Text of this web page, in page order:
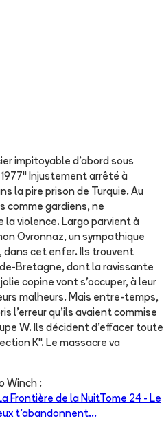
impitoyable d'abord sous
Injustement arrêté à
la pire prison de Turquie. Au
comme gardiens, ne
la violence. Largo parvient à
Ovronnaz, un sympathique
dans cet enfer. Ils trouvent
Bretagne, dont la ravissante
copine vont s'occuper, à leur
malheurs. Mais entre-temps,
l'erreur qu'ils avaient commise
W. Ils décident d'effacer toute
K". Le massacre va
Winch :
Frontière de la NuitTome 24 - Le
t'abandonnent...